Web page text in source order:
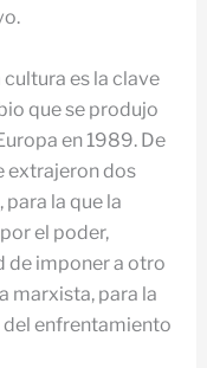
cultura es la clave
que se produjo
en 1989. De
extrajeron dos
la que la
el poder,
de imponer a otro
marxista, para la
del enfrentamiento